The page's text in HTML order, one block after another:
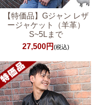
【特価品】Gジャン レザ
ージャケット（羊革）
S~5Lまで
27,500円(税込)